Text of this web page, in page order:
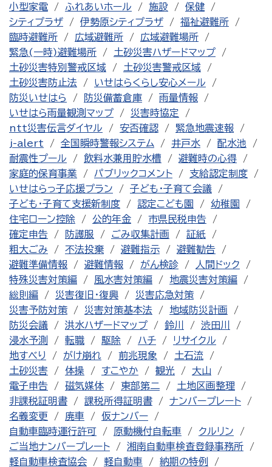
小型家電 ふれあいホール 施設
保健
シティプラザ
伊勢原シティプラザ
福祉避難所
臨時避難所
広域避難所
広域避難場所
緊急(一時)避難場所
土砂災害ハザードマップ
土砂災害特別警戒区域
土砂災害警戒区域
土砂災害防止法
いせはらくらし安心メール
防災いせはら
防災備蓄倉庫
雨量情報
いせはら雨量観測マップ
災害時協定
ntt災害伝言ダイヤル
安否確認
緊急地震速報
j-alert
全国瞬時警報システム 井戸水
配水池
耐震性プール
飲料水兼用貯水槽
避難時の心得
家庭的保育事業
パブリックコメント
支給認定制度
いせはらっ子応援プラン
子ども・子育て会議
子ども・子育て支援新制度
認定こども園
幼稚園
住宅ローン控除
公的年金
市県民税申告
確定申告
防護服 ごみ収集計画
証紙
粗大ごみ
不法投棄 避難指示
避難勧告
避難準備情報
避難情報 がん検診
人間ドック
特殊災害対策編
風水害対策編
地震災害対策編
総則編
災害復旧・復興
災害応急対策
災害予防対策
災害対策基本法
地域防災計画
防災会議
洪水ハザードマップ 鈴川
渋田川
浸水予測
転職 駆除 ハチ
リサイクル
地すべり
がけ崩れ 前兆現象
土石流
土砂災害
体操 すこやか 観光
大山
電子申告
磁気媒体 東部第二
土地区画整理
非課税証明書
課税所得証明書
ナンバープレート
名義変更
廃車
仮ナンバー
自動車臨時運行許可
原動機付自転車
クルリン
ご当地ナンバープレート
湘南自動車検査登録事務所
軽自動車検査協会
軽自動車
納期の特例